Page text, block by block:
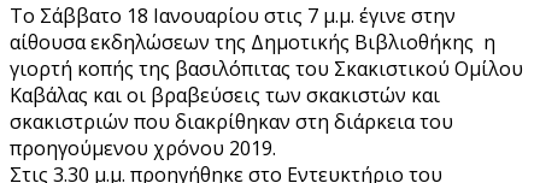
Το Σάββατο 18 Ιανουαρίου στις 7 μ.μ. έγινε στην
αίθουσα εκδηλώσεων της Δημοτικής Βιβλιοθήκης η
γιορτή κοπής της βασιλόπιτας του Σκακιστικού Ομίλου
Καβάλας και οι βραβεύσεις των σκακιστών και
σκακιστριών που διακρίθηκαν στη διάρκεια του
προηγούμενου χρόνου 2019.
Στις 3.30 μ.μ. προηγήθηκε στο Εντευκτήριο του